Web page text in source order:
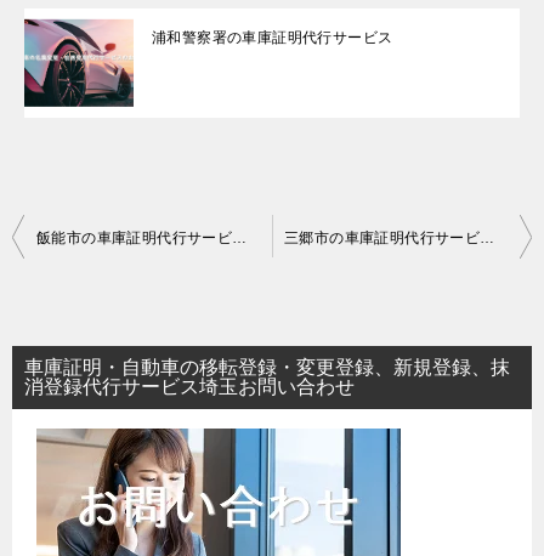
浦和警察署の車庫証明代行サービス
投
ビ
ゲ
車庫証明・自動車の移転登録・変更登録、新規登録、抹
消登録代行サービス埼玉お問い合わせ